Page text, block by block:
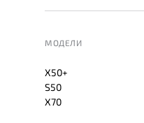
МОДЕЛИ
X50+
S50
X70